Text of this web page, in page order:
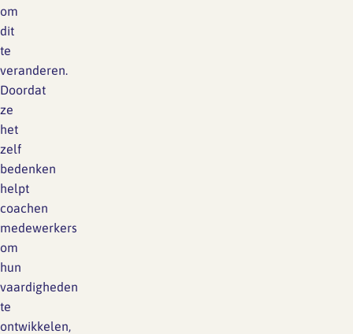
om
dit
te
veranderen.
Doordat
ze
het
zelf
bedenken
helpt
coachen
medewerkers
om
hun
vaardigheden
te
ontwikkelen,